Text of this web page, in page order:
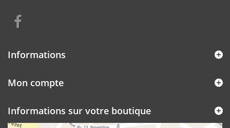
Informations
Mon compte
Informations sur votre boutique